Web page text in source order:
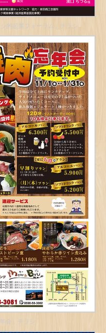
的起業フォーラム」チラシ
会」チラシ